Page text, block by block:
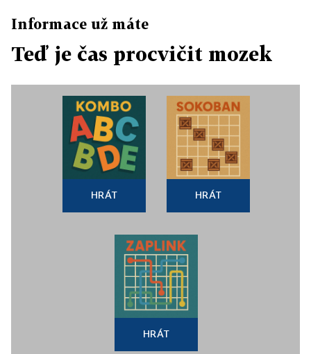
Informace už máte
Teď je čas procvičit mozek
HRÁT HRÁT
HRÁT